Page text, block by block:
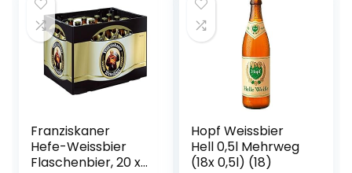
Franziskaner
Hefe-Weissbier
Flaschenbier, 20 x
Hopf Weissbier
Hell 0,5l Mehrweg
(18x 0,5l) (18)